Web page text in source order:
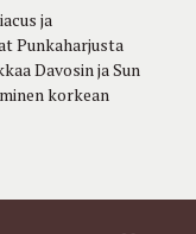
ja
Punkaharjusta
Davosin ja Sun
korkean